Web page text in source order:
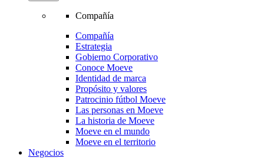
Compañía
Compañía
Estrategia
Gobierno Corporativo
Conoce Moeve
Identidad de marca
Propósito y valores
Patrocinio fútbol Moeve
Las personas en Moeve
La historia de Moeve
Moeve en el mundo
Moeve en el territorio
Negocios